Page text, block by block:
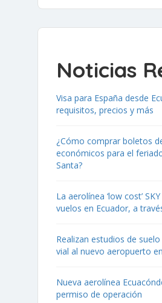
Noticias
Visa para España desde
requisitos, precios y más
¿Cómo comprar boletos
económicos para el
Santa?
La aerolínea ‘low cost’
vuelos en Ecuador, a
Realizan estudios de
vial al nuevo aeropuerto
Nueva aerolínea
permiso de operación